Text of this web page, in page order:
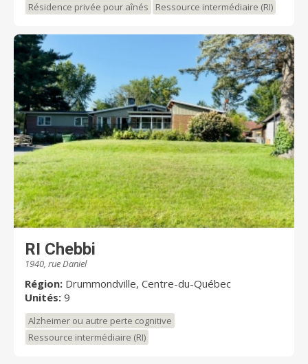
Résidence privée pour aînés
Ressource intermédiaire (RI)
RI Chebbi
1940, rue Daniel
Région: Drummondville, Centre-du-Québec
Unités: 9
Alzheimer ou autre perte cognitive
Ressource intermédiaire (RI)